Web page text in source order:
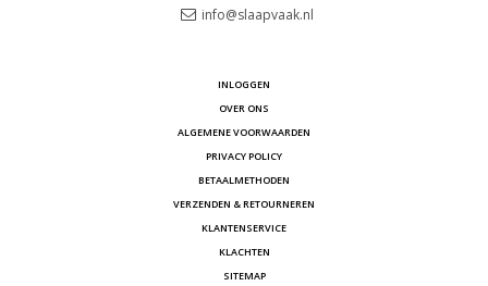
info@slaapvaak.nl
INLOGGEN
OVER ONS
ALGEMENE VOORWAARDEN
PRIVACY POLICY
BETAALMETHODEN
VERZENDEN & RETOURNEREN
KLANTENSERVICE
KLACHTEN
SITEMAP